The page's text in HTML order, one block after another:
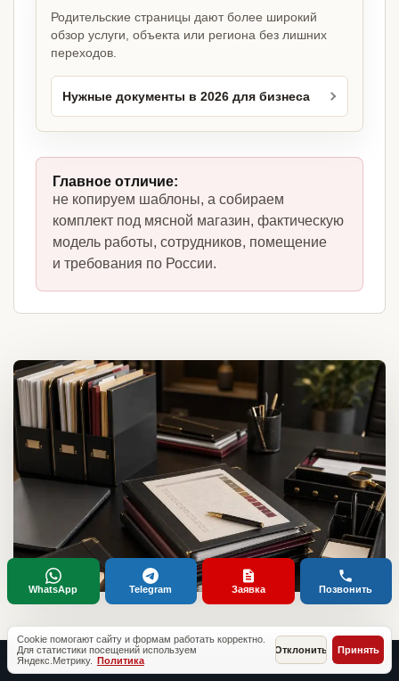
Родительские страницы дают более широкий
обзор услуги, объекта или региона без лишних
переходов.
Нужные документы в 2026 для бизнеса
Главное отличие:
не копируем шаблоны, а собираем
комплект под мясной магазин, фактическую
модель работы, сотрудников, помещение
и требования по России.
Cookie помогают сайту и формам работать корректно.
Для статистики посещений используем
Яндекс.Метрику. Политика
Отклонить Принять
WhatsApp Telegram Заявка Позвонить